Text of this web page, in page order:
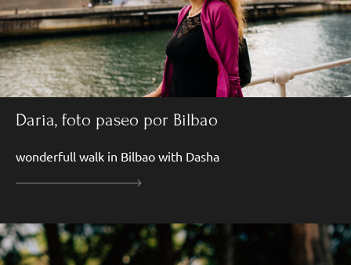
Daria, foto paseo por Bilbao
wonderfull walk in Bilbao with Dasha